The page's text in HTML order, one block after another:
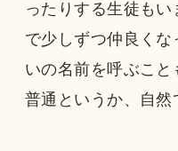
ったりする生徒も
で少しずつ仲良く
いの名前を呼ぶこ
普通というか、自然